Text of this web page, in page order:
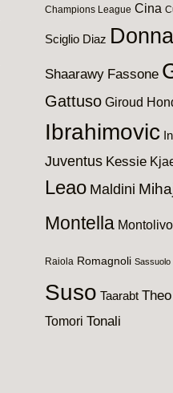
Champions League Cina
Sciglio Diaz
Shaarawy Fassone
Gattuso Giroud
Ibrahimovic
Juventus Kessie
Leao Maldini
Montella Montolivo
Raiola Romagnoli Sassuolo
Suso Taarabt
Tomori Tonali